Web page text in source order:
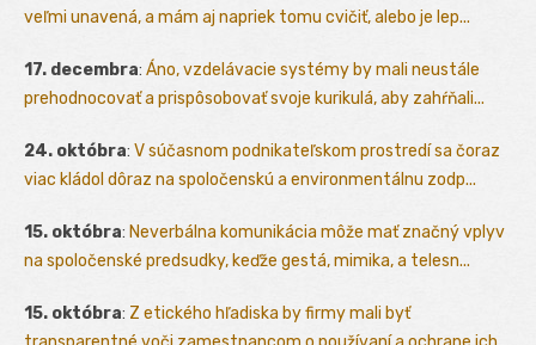
veľmi unavená, a mám aj napriek tomu cvičiť, alebo je lep...
17. decembra: Áno, vzdelávacie systémy by mali neustále
prehodnocovať a prispôsobovať svoje kurikulá, aby zahŕňali...
24. októbra: V súčasnom podnikateľskom prostredí sa čoraz
viac kládol dôraz na spoločenskú a environmentálnu zodp...
15. októbra: Neverbálna komunikácia môže mať značný vplyv
na spoločenské predsudky, keďže gestá, mimika, a telesn...
15. októbra: Z etického hľadiska by firmy mali byť